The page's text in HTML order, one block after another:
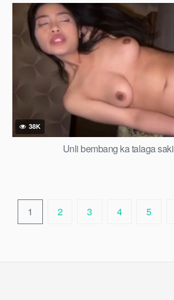
38K
Unli bembang ka talaga
1 2 3 4 5